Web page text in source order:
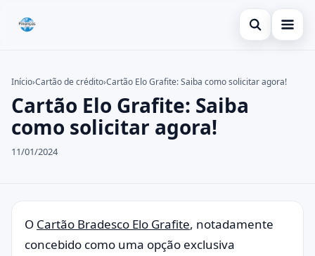
Abrir busca
Cartão de crédito
Dicas
Buscar no site
Buscar por:
Pressione Enter para buscar ou ESC para fechar.
Início›Cartão de crédito›Cartão Elo Grafite: Saiba como solicitar agora!
Cartão Elo Grafite: Saiba
como solicitar agora!
11/01/2024
O Cartão Bradesco Elo Grafite, notadamente
concebido como uma opção exclusiva